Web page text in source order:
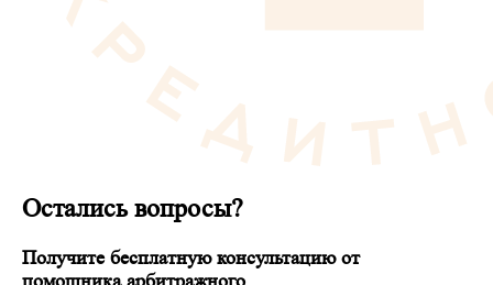
Остались вопросы?
Получите бесплатную консультацию от